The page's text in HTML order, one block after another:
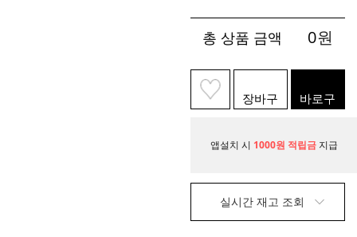
총 상품 금액 0원
장바구
니
바로구
매
앱설치 시 1000원 적립금 지급
실시간 재고 조회